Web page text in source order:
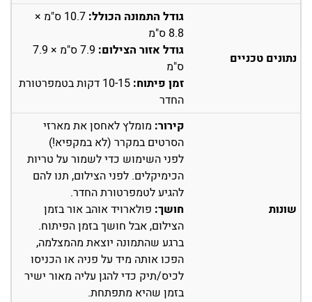
נתונים טכניים
גודל התמונה הכולל:
10.7 ס"מ ×
8.8 ס"מ
גודל אזור הצילום:
7.9 ס"מ × 7.9
ס"מ
זמן פיתוח:
10-15 דקות בטמפרטורת
החדר
שונות
קירור: מומלץ לאחסן את מארזי
הסרטים במקרר (לא במקפיא!)
לפני השימוש כדי לשמור על טריות
הכימיקלים. לפני הצילום, תנו להם
להגיע לטמפרטורת החדר.
חושך: פולארויד אוהב אור בזמן
הצילום, אבל חושך בזמן הפיתוח.
ברגע שהתמונה יוצאת מהמצלמה,
הפכו אותה מיד על פניה או הכניסו
לכיס/תיק כדי להגן עליה מאור ישיר
בזמן שהיא מתפתחת.